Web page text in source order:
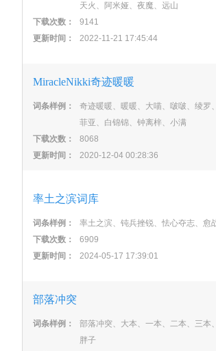
天火、阿米娅、夜魔、远山
下载次数：
9141
更新时间：
2022-11-21 17:45:44
MiracleNikki奇迹暖暖
词条样例：
奇迹暖暖、暖暖、大喵、啵啵、绫罗
菲亚、白锦锦、钟离梓、小满
下载次数：
8068
更新时间：
2020-12-04 00:28:36
率土之滨词库
词条样例：
率土之滨、钝兵挫锐、怯心夺志、愈
下载次数：
6909
更新时间：
2024-05-17 17:39:01
部落冲突
词条样例：
部落冲突、大本、一本、二本、三本
胖子